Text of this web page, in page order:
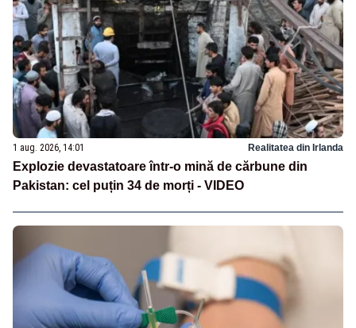
1 aug. 2026, 14:01 Realitatea din Irlanda
Explozie devastatoare într-o mină de cărbune din
Pakistan: cel puțin 34 de morți - VIDEO